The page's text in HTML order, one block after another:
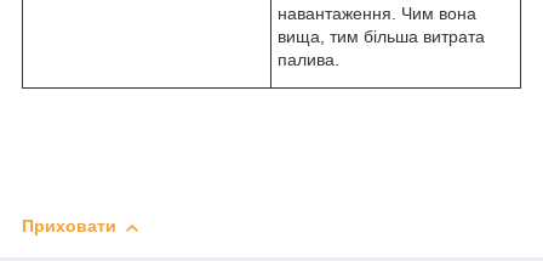
навантаження. Чим вона
вища, тим більша витрата
палива.
Приховати